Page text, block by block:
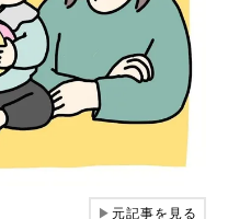
▶元記事を見る